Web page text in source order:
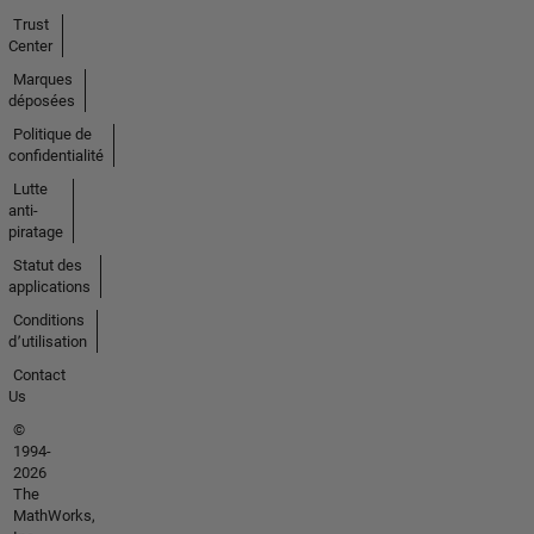
Trust
Center
Marques
déposées
Politique de
confidentialité
Lutte
anti-
piratage
Statut des
applications
Conditions
d՚utilisation
Contact
Us
©
1994-
2026
The
MathWorks,